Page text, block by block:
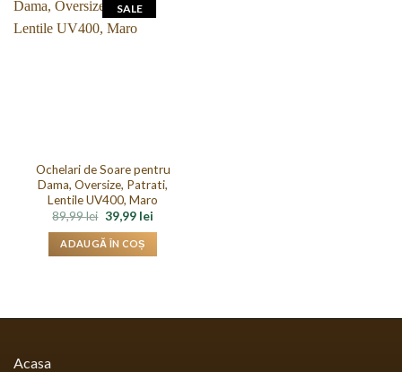
Ochelari de Soare pentru
Dama, Oversize, Patrati,
Lentile UV400, Maro
89,99lei Prețul
inițial
a
fost:
39,99 leiPrețul
ADAUGĂ ÎN COȘ
SALE
Acasa